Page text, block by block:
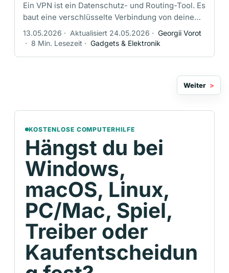
Ein VPN ist ein Datenschutz- und Routing-Tool. Es
baut eine verschlüsselte Verbindung von deinem
Gerät zu einem VPN-Server auf und leitet dann
deinen Internettraffic von …
13.05.2026 · Aktualisiert 24.05.2026 · Georgii Vorot
· 8 Min. Lesezeit · Gadgets & Elektronik
Weiter
KOSTENLOSE COMPUTERHILFE
Hängst du bei
Windows,
macOS, Linux,
PC/Mac, Spiel,
Treiber oder
Kaufentscheidun